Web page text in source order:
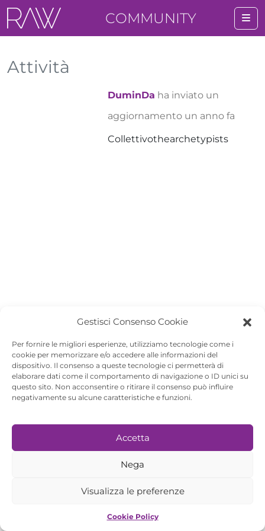
Gestisci Consenso Cookie
Per fornire le migliori esperienze, utilizziamo tecnologie come i
cookie per memorizzare e/o accedere alle informazioni del
dispositivo. Il consenso a queste tecnologie ci permetterà di
elaborare dati come il comportamento di navigazione o ID unici su
questo sito. Non acconsentire o ritirare il consenso può influire
negativamente su alcune caratteristiche e funzioni.
Accetta
Nega
Visualizza le preferenze
Cookie Policy
COMMUNITY
Attività
DuminDa ha inviato un
aggiornamento un anno fa
Collettivothearchetypists
© 2026 - Rome Art Week